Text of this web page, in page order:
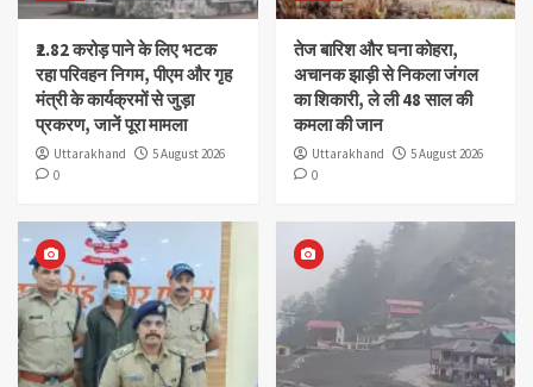
₹2.82 करोड़ पाने के लिए भटक
रहा परिवहन निगम, पीएम और गृह
मंत्री के कार्यक्रमों से जुड़ा
प्रकरण, जानें पूरा मामला
Uttarakhand
5 August 2026
0
तेज बारिश और घना कोहरा,
अचानक झाड़ी से निकला जंगल
का शिकारी, ले ली 48 साल की
कमला की जान
Uttarakhand
5 August 2026
0